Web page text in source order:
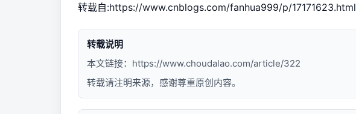
转载自:https://www.cnblogs.com/fanhua999/p/17171623.html
转载说明
本文链接： https://www.choudalao.com/article/322
转载请注明来源，感谢尊重原创内容。